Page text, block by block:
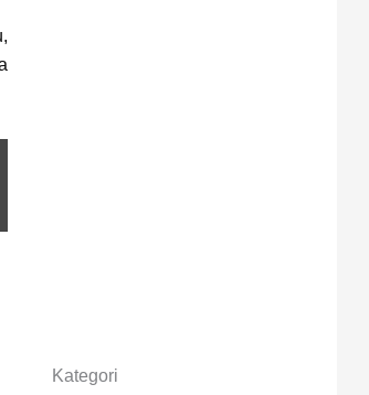
Kategori